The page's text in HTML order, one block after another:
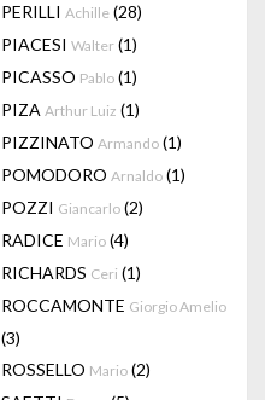
PERILLI Achille (28)
PIACESI Walter (1)
PICASSO Pablo (1)
PIZA Arthur Luiz (1)
PIZZINATO Armando (1)
POMODORO Arnaldo (1)
POZZI Giancarlo (2)
RADICE Mario (4)
RICHARDS Ceri (1)
ROCCAMONTE Giorgio Amelio
(3)
ROSSELLO Mario (2)